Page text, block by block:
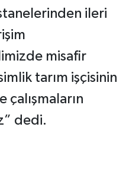
ileri
misafir
tarım işçisinin
çalışmaların
dedi.